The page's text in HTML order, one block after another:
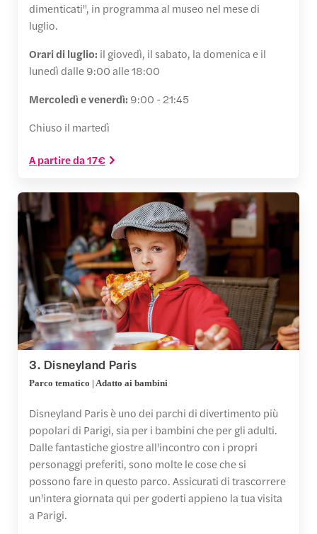
dimenticati", in programma al museo nel mese di
luglio.
Orari di luglio: il giovedì, il sabato, la domenica e il
lunedì dalle 9:00 alle 18:00
Mercoledì e venerdì: 9:00 - 21:45
Chiuso il martedì
A partire da 17€
3. Disneyland Paris
Parco tematico | Adatto ai bambini
Disneyland Paris è uno dei parchi di divertimento più
popolari di Parigi, sia per i bambini che per gli adulti.
Dalle fantastiche giostre all'incontro con i propri
personaggi preferiti, sono molte le cose che si
possono fare in questo parco. Assicurati di trascorrere
un'intera giornata qui per goderti appieno la tua visita
a Parigi.